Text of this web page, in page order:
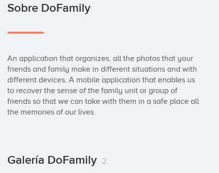
Sobre DoFamily
An application that organizes, all the photos that your
friends and family make in different situations and with
different devices. A mobile application that enables us
to recover the sense of the family unit or group of
friends so that we can take with them in a safe place all
the memories of our lives.
Galería DoFamily 2